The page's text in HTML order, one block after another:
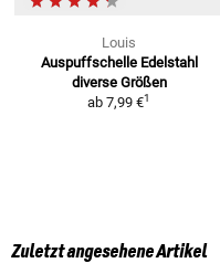
Louis
Auspuffschelle Edelstahl
diverse Größen
ab 7,99 €1
Zuletzt angesehene Artikel